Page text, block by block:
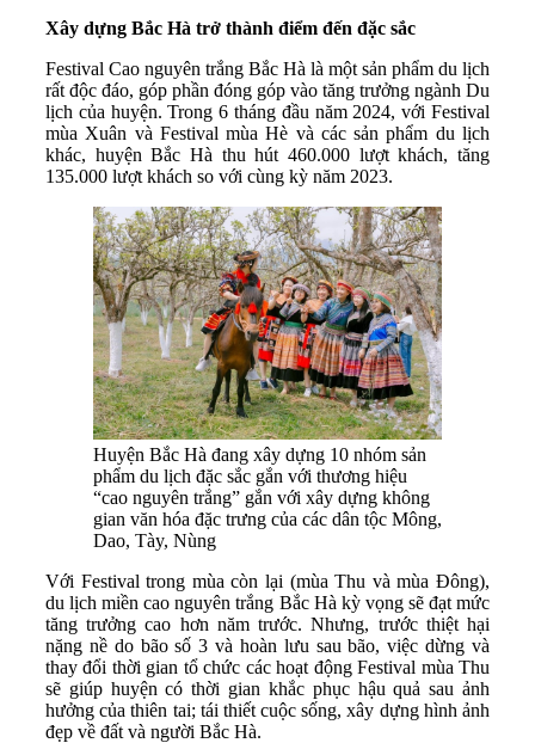
Xây dựng Bắc Hà trở thành điểm đến đặc sắc
Festival Cao nguyên trắng Bắc Hà là một sản phẩm du lịch
rất độc đáo, góp phần đóng góp vào tăng trưởng ngành Du
lịch của huyện. Trong 6 tháng đầu năm 2024, với Festival
mùa Xuân và Festival mùa Hè và các sản phẩm du lịch
khác, huyện Bắc Hà thu hút 460.000 lượt khách, tăng
135.000 lượt khách so với cùng kỳ năm 2023.
Huyện Bắc Hà đang xây dựng 10 nhóm sản
phẩm du lịch đặc sắc gắn với thương hiệu
“cao nguyên trắng” gắn với xây dựng không
gian văn hóa đặc trưng của các dân tộc Mông,
Dao, Tày, Nùng
Với Festival trong mùa còn lại (mùa Thu và mùa Đông),
du lịch miền cao nguyên trắng Bắc Hà kỳ vọng sẽ đạt mức
tăng trưởng cao hơn năm trước. Nhưng, trước thiệt hại
nặng nề do bão số 3 và hoàn lưu sau bão, việc dừng và
thay đổi thời gian tổ chức các hoạt động Festival mùa Thu
sẽ giúp huyện có thời gian khắc phục hậu quả sau ảnh
hưởng của thiên tai; tái thiết cuộc sống, xây dựng hình ảnh
đẹp về đất và người Bắc Hà.